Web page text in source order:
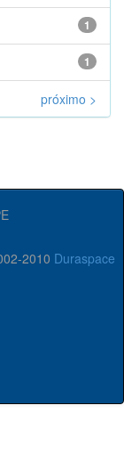
1
1
próximo >
2010 Duraspace